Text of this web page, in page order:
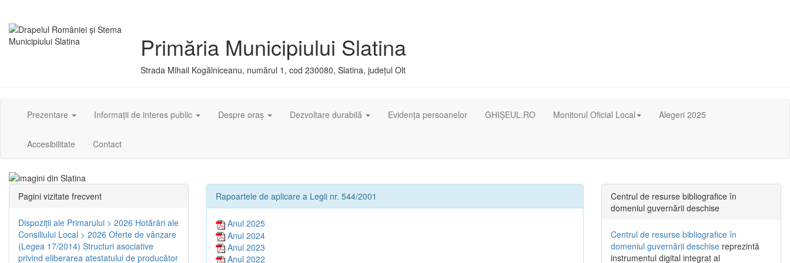
Primăria Municipiului Slatina
Strada Mihail Kogălniceanu, numărul 1, cod 230080, Slatina, județul Olt
Prezentare Informații de interes public Despre oraș Dezvoltare durabilă Evidența persoanelor GHIȘEUL.RO Monitorul Oficial Local Alegeri 2025
Accesibilitate Contact
Rapoartele de aplicare a Legii nr. 544/2001
Anul 2025
Anul 2024
Anul 2023
Anul 2022
Pagini vizitate frecvent
Dispoziţii ale Primarului > 2026 Hotărâri ale
Consiliului Local > 2026 Oferte de vânzare
(Legea 17/2014) Structuri asociative
privind eliberarea atestatului de producător
Centrul de resurse bibliografice în
domeniul guvernării deschise
Centrul de resurse bibliografice în
domeniul guvernării deschise reprezintă
instrumentul digital integrat al